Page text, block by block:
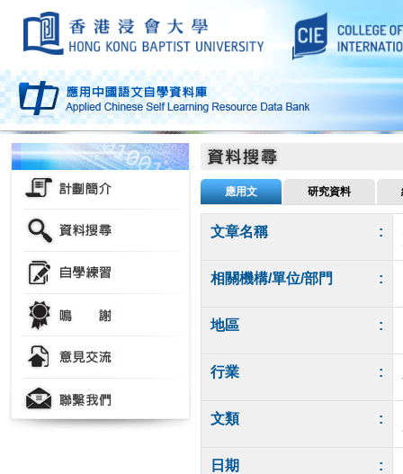
應用文 研究資料
文章名稱 :
相關機構/單位/部門 :
地區 :
行業 :
文類 :
日期 :